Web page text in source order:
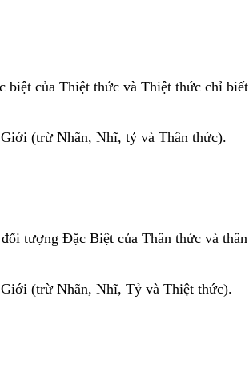
của Thiệt thức và Thiệt thức chỉ biết
(trừ Nhãn, Nhĩ, tỷ và Thân thức).
tượng Ðặc Biệt của Thân thức và thân
(trừ Nhãn, Nhĩ, Tỷ và Thiệt thức).